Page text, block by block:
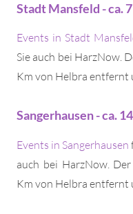
Stadt Mansfeld - ca.
Events in Stadt
Sie auch bei HarzNow.
Km von Helbra entfernt
Sangerhausen - ca.
Events in Sangerhausen
auch bei HarzNow.
Km von Helbra entfernt